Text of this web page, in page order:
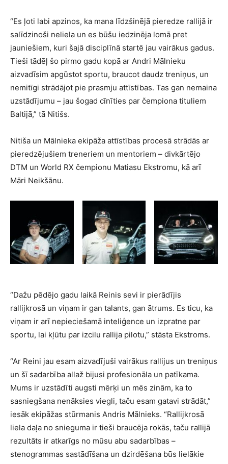
“Es ļoti labi apzinos, ka mana līdzšinējā pieredze rallijā ir
salīdzinoši neliela un es būšu iedzinēja lomā pret
jauniešiem, kuri šajā disciplīnā startē jau vairākus gadus.
Tieši tādēļ šo pirmo gadu kopā ar Andri Mālnieku
aizvadīsim apgūstot sportu, braucot daudz treniņus, un
nemitīgi strādājot pie prasmju attīstības. Tas gan nemaina
uzstādījumu – jau šogad cīnīties par čempiona tituliem
Baltijā,” tā Nitišs.
Nitiša un Mālnieka ekipāža attīstības procesā strādās ar
pieredzējušiem treneriem un mentoriem – divkārtējo
DTM un World RX čempionu Matiasu Ekstromu, kā arī
Māri Neikšānu.
“Dažu pēdējo gadu laikā Reinis sevi ir pierādījis
rallijkrosā un viņam ir gan talants, gan ātrums. Es ticu, ka
viņam ir arī nepieciešamā inteliģence un izpratne par
sportu, lai kļūtu par izcilu rallija pilotu,” stāsta Ekstroms.
“Ar Reini jau esam aizvadījuši vairākus rallijus un treniņus
un šī sadarbība allaž bijusi profesionāla un patīkama.
Mums ir uzstādīti augsti mērķi un mēs zinām, ka to
sasniegšana nenāksies viegli, taču esam gatavi strādāt,”
iesāk ekipāžas stūrmanis Andris Mālnieks. “Rallijkrosā
liela daļa no snieguma ir tieši braucēja rokās, taču rallijā
rezultāts ir atkarīgs no mūsu abu sadarbības –
stenogrammas sastādīšana un dzirdēšana būs lielākie